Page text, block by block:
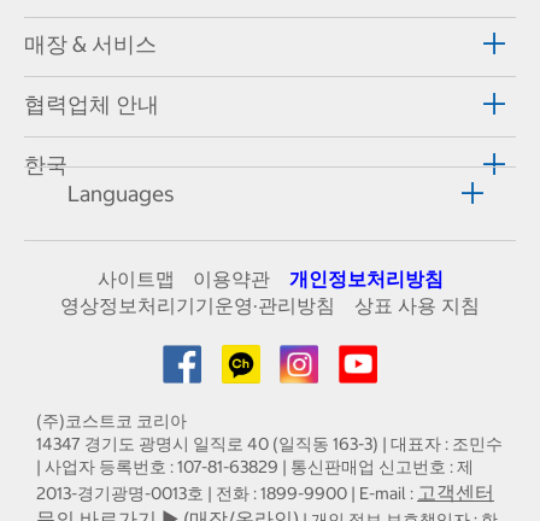
매장 & 서비스
협력업체 안내
한국
Languages
사이트맵 이용약관
개인정보처리방침
영상정보처리기기운영·관리방침
상표 사용 지침
(주)코스트코 코리아
14347 경기도 광명시 일직로 40 (일직동 163-3) | 대표자 : 조민수
| 사업자 등록번호 : 107-81-63829 | 통신판매업 신고번호 : 제
2013-경기광명-0013호 | 전화 : 1899-9900 | E-mail : 고객센터